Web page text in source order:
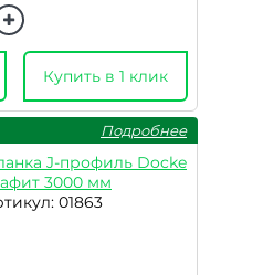
Купить в 1 клик
Подробнее
J-профиль Docke
3000 мм
01863